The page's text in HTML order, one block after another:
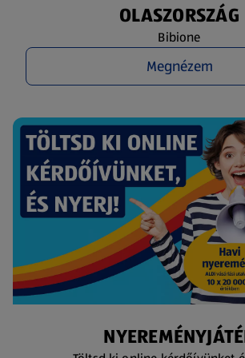
OLASZORSZÁG
Bibione
Megnézem